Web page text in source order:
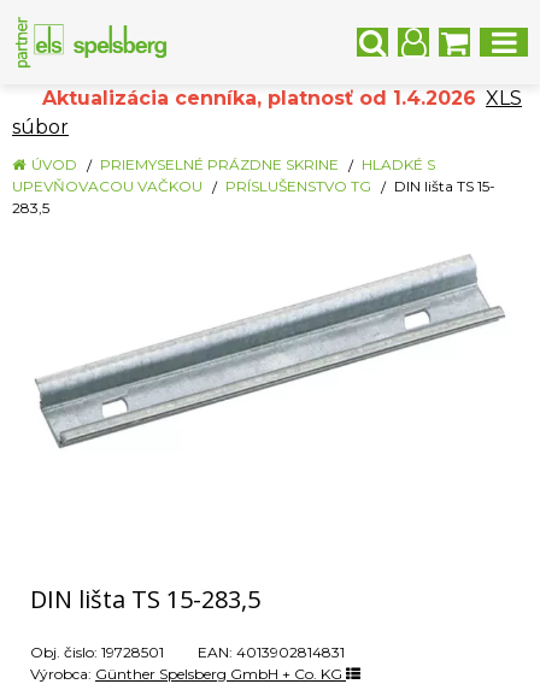
Aktualizácia cenníka, platnosť od 1.4.2026 XLS
súbor
ÚVOD PRIEMYSELNÉ PRÁZDNE SKRINE
HLADKÉ S
UPEVŇOVACOU VAČKOU
PRÍSLUŠENSTVO TG
DIN lišta TS 15-
283,5
DIN lišta TS 15-283,5
Obj. čislo: 19728501 EAN: 4013902814831
Výrobca: Günther Spelsberg GmbH + Co. KG